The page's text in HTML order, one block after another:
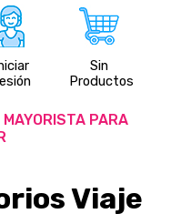
Sin
Productos
PARA
Viaje